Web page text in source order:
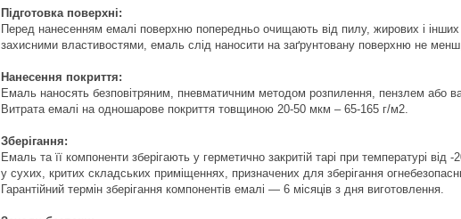
Підготовка поверхні:
Перед нанесенням емалі поверхню попередньо очищають від пилу, жирових і
захисними властивостями, емаль слід наносити на заґрунтовану поверхню не
Нанесення покриття:
Емаль наносять безповітряним, пневматичним методом розпилення, пензлем або
Витрата емалі на одношарове покриття товщиною 20-50 мкм – 65-165 г/м2.
Зберігання:
Емаль та її компоненти зберігають у герметично закритій тарі при температурі
у сухих, критих складських приміщеннях, призначених для зберігання
Гарантійний термін зберігання компонентів емалі — 6 місяців з дня виготовлення.